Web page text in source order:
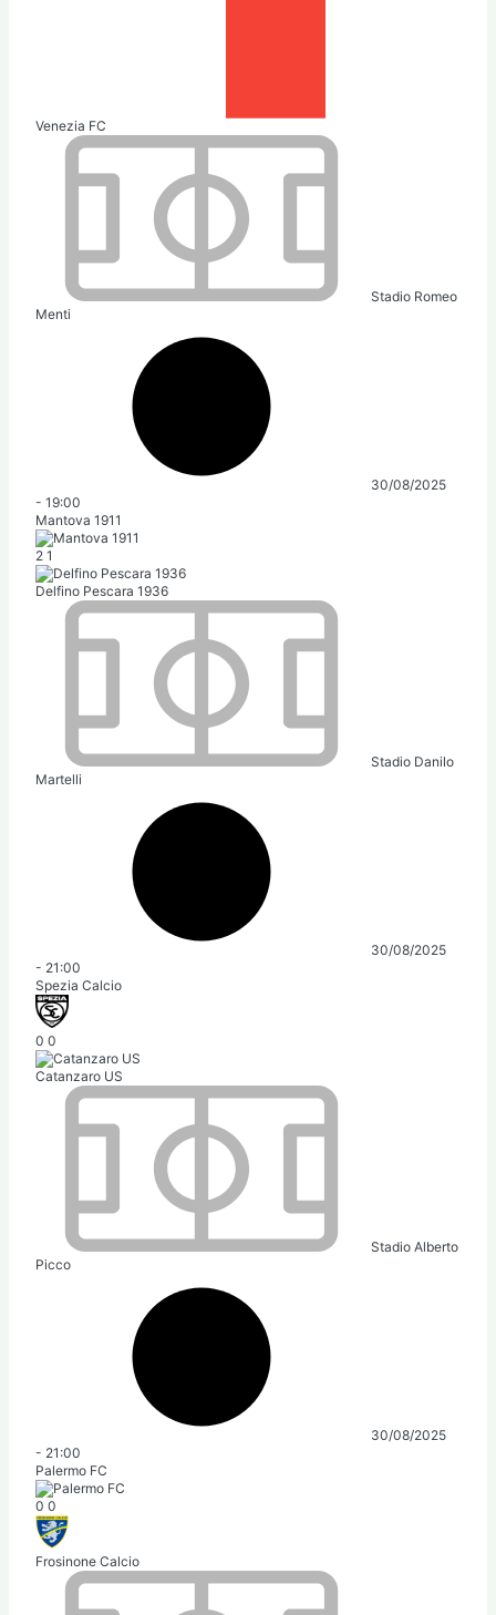
Venezia FC
Stadio Romeo
Menti
30/08/2025
- 19:00
Mantova 1911
2 1
Delfino Pescara 1936
Stadio Danilo
Martelli
30/08/2025
- 21:00
Spezia Calcio
0 0
Catanzaro US
Stadio Alberto
Picco
30/08/2025
- 21:00
Palermo FC
0 0
Frosinone Calcio